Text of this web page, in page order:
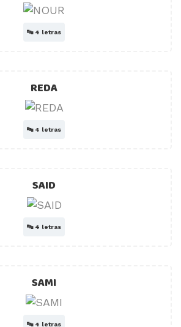
🔤 4 letras
REDA
🔤 4 letras
SAID
🔤 4 letras
SAMI
🔤 4 letras